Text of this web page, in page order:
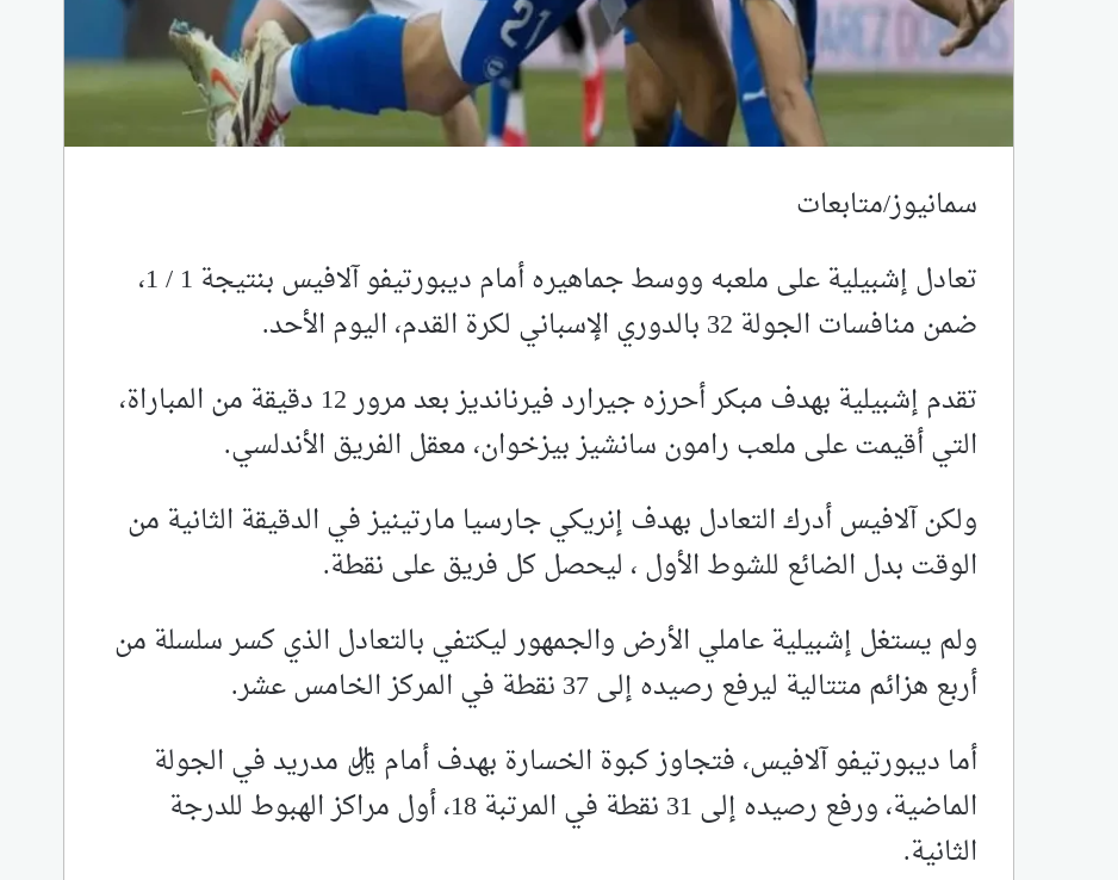
سمانيوز/متابعات
تعادل إشبيلية على ملعبه ووسط جماهيره أمام ديبورتيفو آلافيس بنتيجة 1 / 1،
ضمن منافسات الجولة 32 بالدوري الإسباني لكرة القدم، اليوم الأحد.
تقدم إشبيلية بهدف مبكر أحرزه جيرارد فيرنانديز بعد مرور 12 دقيقة من المباراة،
التي أقيمت على ملعب رامون سانشيز بيزخوان، معقل الفريق الأندلسي.
ولكن آلافيس أدرك التعادل بهدف إنريكي جارسيا مارتينيز في الدقيقة الثانية من
الوقت بدل الضائع للشوط الأول ، ليحصل كل فريق على نقطة.
ولم يستغل إشبيلية عاملي الأرض والجمهور ليكتفي بالتعادل الذي كسر سلسلة من
أربع هزائم متتالية ليرفع رصيده إلى 37 نقطة في المركز الخامس عشر.
أما ديبورتيفو آلافيس، فتجاوز كبوة الخسارة بهدف أمام ريال مدريد في الجولة
الماضية، ورفع رصيده إلى 31 نقطة في المرتبة 18، أول مراكز الهبوط للدرجة
الثانية.